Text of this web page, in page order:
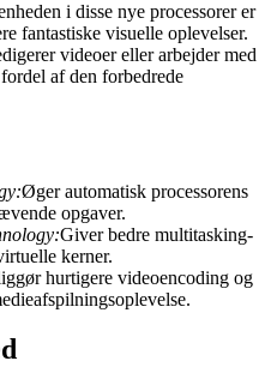
i disse nye processorer er
fantastiske visuelle oplevelser.
videoer eller arbejder med
af den forbedrede
Øger automatisk processorens
opgaver.
Giver bedre multitasking-
kerner.
hurtigere videoencoding og